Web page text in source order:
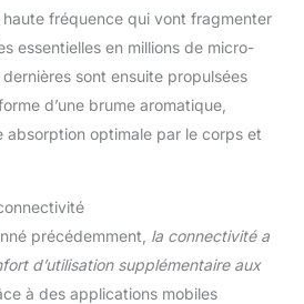
fréquence qui vont fragmenter
essentielles en millions de micro-
sont ensuite propulsées
d’une brume aromatique,
absorption optimale par le corps et
précédemment, la connectivité a
d’utilisation supplémentaire aux
à des applications mobiles